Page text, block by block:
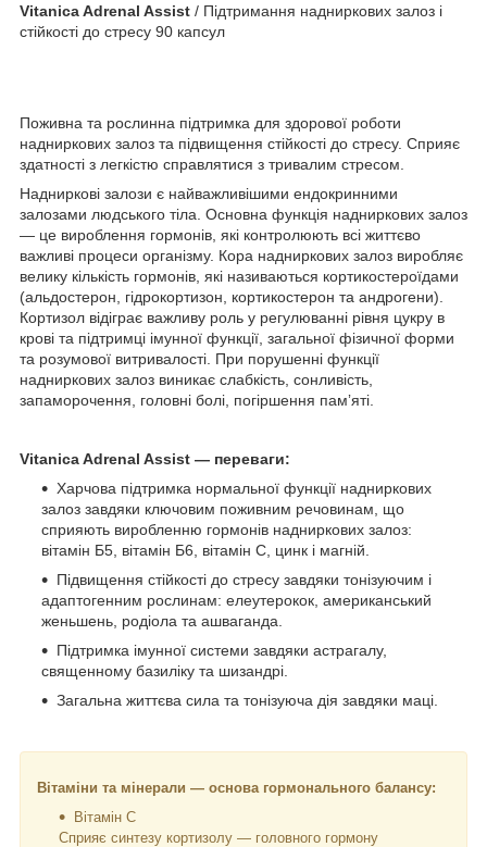
Vitanica Adrenal Assist / Підтримання надниркових залоз і
стійкості до стресу 90 капсул
Поживна та рослинна підтримка для здорової роботи
надниркових залоз та підвищення стійкості до стресу. Сприяє
здатності з легкістю справлятися з тривалим стресом.
Надниркові залози є найважливішими ендокринними
залозами людського тіла. Основна функція надниркових залоз
— це вироблення гормонів, які контролюють всі життєво
важливі процеси організму. Кора надниркових залоз виробляє
велику кількість гормонів, які називаються кортикостероїдами
(альдостерон, гідрокортизон, кортикостерон та андрогени).
Кортизол відіграє важливу роль у регулюванні рівня цукру в
крові та підтримці імунної функції, загальної фізичної форми
та розумової витривалості. При порушенні функції
надниркових залоз виникає слабкість, сонливість,
запаморочення, головні болі, погіршення памʼяті.
Vitanica Adrenal Assist — переваги:
Харчова підтримка нормальної функції надниркових
залоз завдяки ключовим поживним речовинам, що
сприяють виробленню гормонів надниркових залоз:
вітамін Б5, вітамін Б6, вітамін C, цинк і магній.
Підвищення стійкості до стресу завдяки тонізуючим і
адаптогенним рослинам: елеутерокок, американський
женьшень, родіола та ашваганда.
Підтримка імунної системи завдяки астрагалу,
священному базиліку та шизандрі.
Загальна життєва сила та тонізуюча дія завдяки маці.
Вітаміни та мінерали — основа гормонального балансу:
Вітамін C
Сприяє синтезу кортизолу — головного гормону